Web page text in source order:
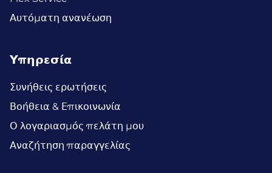
Αυτόματη ανανέωση
Υπηρεσία
Συνήθεις ερωτήσεις
Βοήθεια & Επικοινωνία
Ο λογαριασμός πελάτη μου
Αναζήτηση παραγγελίας